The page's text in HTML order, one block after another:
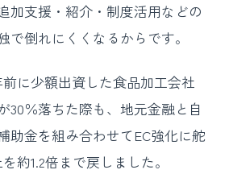
加支援・紹介・制度活用などの
で倒れにくくなるからです。
に少額出資した食品加工会社
30％落ちた際も、地元金融と自
助金を組み合わせてEC強化に舵
約1.2倍まで戻しました。